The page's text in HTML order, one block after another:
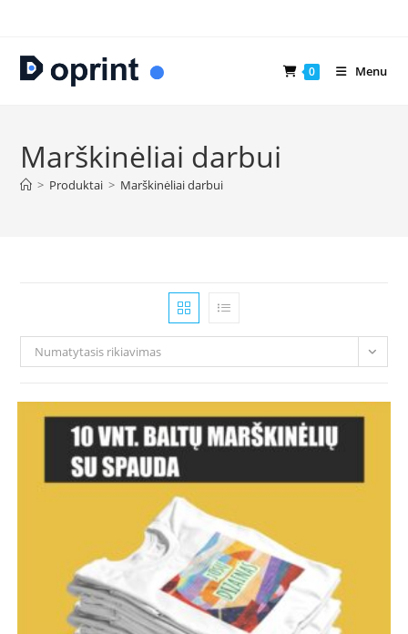
content
0 Menu
Marškinėliai darbui
> Produktai > Marškinėliai darbui
Numatytasis rikiavimas